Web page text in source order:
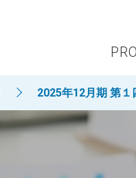
2025年12月期 第１